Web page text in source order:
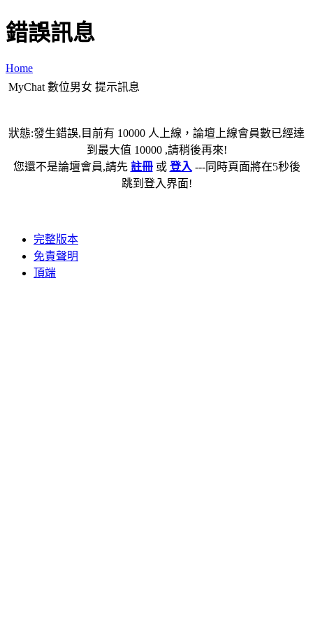
錯誤訊息
Home
MyChat 數位男女 提示訊息
狀態:發生錯誤,目前有 10000 人上線，論壇上線會員數已經達
到最大值 10000 ,請稍後再來!
您還不是論壇會員,請先 註冊或 登入 ---同時頁面將在5秒後
跳到登入界面!
完整版本
免責聲明
頂端